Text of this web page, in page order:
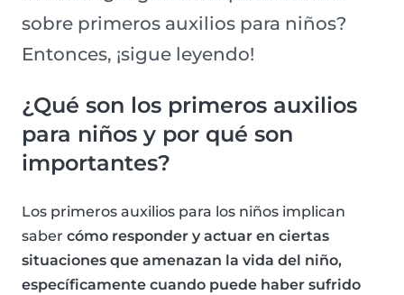
sobre primeros auxilios para niños?
Entonces, ¡sigue leyendo!
¿Qué son los primeros auxilios
para niños y por qué son
importantes?
Los primeros auxilios para los niños implican
saber cómo responder y actuar en ciertas
situaciones que amenazan la vida del niño,
específicamente cuando puede haber sufrido